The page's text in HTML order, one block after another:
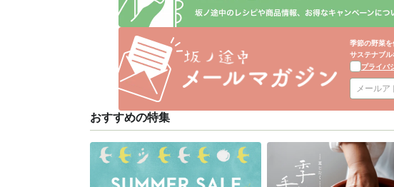
季節の野菜を
サステナブル
プライバ
おすすめの特集